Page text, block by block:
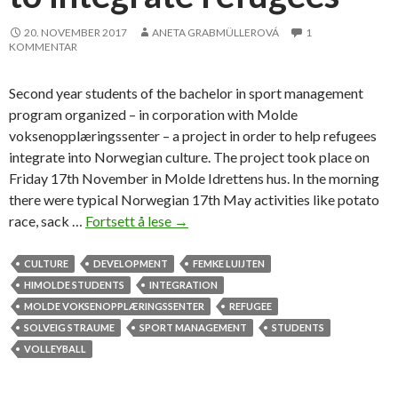
g
e
i
e
n
c
r
20. NOVEMBER 2017 ANETA GRABMÜLLEROVÁ
1
KOMMENTAR
Second year students of the bachelor in sport management
program organized – in corporation with Molde
voksenopplæringssenter – a project in order to help refugees
integrate into Norwegian culture. The project took place on
Friday 17th November in Molde Idrettens hus. In the morning
there were typical Norwegian 17th May activities like potato
race, sack … Fortsett å lese H
M
o
l
d
→
CULTURE DEVELOPMENT
FEMKE LUIJTEN
HIMOLDE STUDENTS
INTEGRATION
MOLDE VOKSENOPPLÆRINGSSENTER
REFUGEE
SOLVEIG STRAUME
SPORT MANAGEMENT
STUDENTS
VOLLEYBALL